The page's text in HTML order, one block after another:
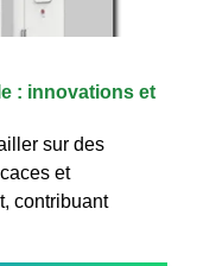
: innovations et
sur des
et
contribuant